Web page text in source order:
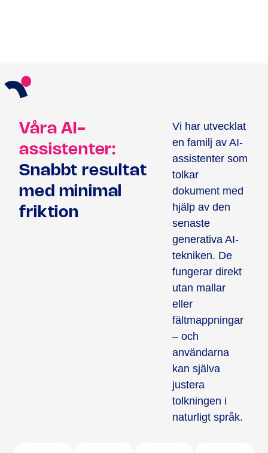
Våra AI-
assistenter:
Snabbt resultat
med minimal
friktion
Vi har utvecklat
en familj av AI-
assistenter som
tolkar
dokument med
hjälp av den
senaste
generativa AI-
tekniken. De
fungerar direkt
utan mallar
eller
fältmappningar
– och
användarna
kan själva
justera
tolkningen i
naturligt språk.